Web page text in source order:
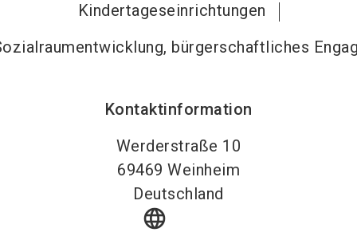
Kindertageseinrichtungen
bürgerschaftliches
Kontaktinformation
Werderstraße 10
69469 Weinheim
Deutschland
language